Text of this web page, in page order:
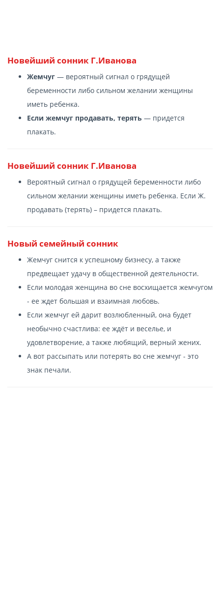
Новейший сонник Г.Иванова
Жемчуг — вероятный сигнал о грядущей
беременности либо сильном желании женщины
иметь ребенка.
Если жемчуг продавать, терять — придется
плакать.
Новейший сонник Г.Иванова
Вероятный сигнал о грядущей беременности либо
сильном желании женщины иметь ребенка. Если Ж.
продавать (терять) – придется плакать.
Новый семейный сонник
Жемчуг снится к успешному бизнесу, а также
предвещает удачу в общественной деятельности.
Если молодая женщина во сне восхищается жемчугом
- ее ждет большая и взаимная любовь.
Если жемчуг ей дарит возлюбленный, она будет
необычно счастлива: ее ждёт и веселье, и
удовлетворение, а также любящий, верный жених.
А вот рассыпать или потерять во сне жемчуг - это
знак печали.